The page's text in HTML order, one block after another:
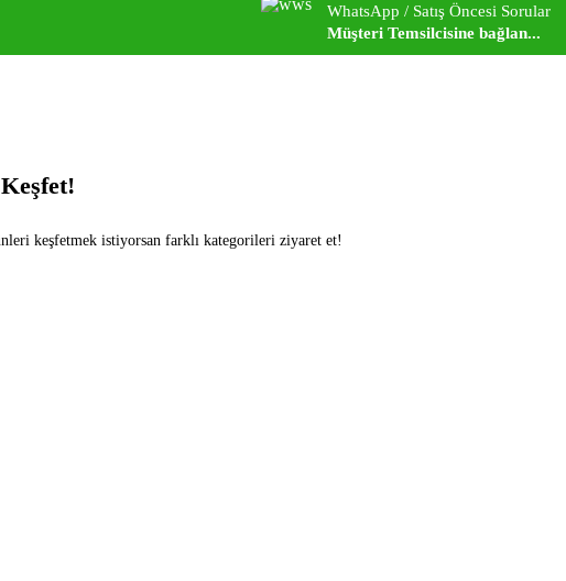
WhatsApp / Satış Öncesi Sorular
Müşteri Temsilcisine bağlan...
keşfetmek istiyorsan farklı kategorileri ziyaret et!